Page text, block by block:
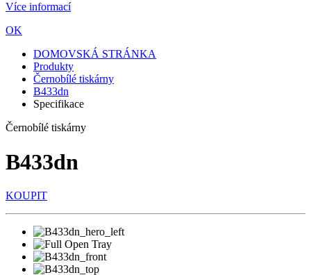
Více informací
OK
DOMOVSKÁ STRÁNKA
Produkty
Černobílé tiskárny
B433dn
Specifikace
Černobílé tiskárny
B433dn
KOUPIT